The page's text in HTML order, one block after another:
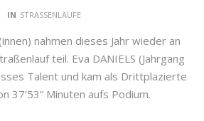
IN STRASSENLÄUFE
nahmen dieses Jahr wieder an
teil. Eva DANIELS (Jahrgang
Talent und kam als Drittplazierte
37‘53“ Minuten aufs Podium.